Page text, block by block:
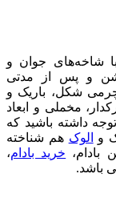
شاخه‌های جوان و
و پس از مدتی
شکل، باریک و
مخملی و ابعاد
داشته باشید که
و
الوک هم شناخته
خرید بادام،
باشد.